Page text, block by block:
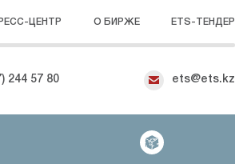
ЦЕНТР О БИРЖЕ ETS-ТЕНДЕР
244 57 80 ets@ets.kz